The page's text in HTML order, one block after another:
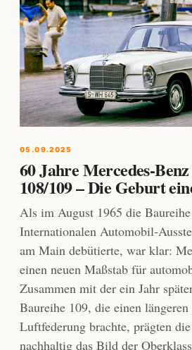
05.09.2025
60 Jahre Mercedes-
108/109 – Die Geburt
Als im August 1965 die
Internationalen Automobil-
am Main debütierte, war klar:
einen neuen Maßstab für
Zusammen mit der ein Jahr
Baureihe 109, die einen
Luftfederung brachte, prägten
nachhaltig das Bild der